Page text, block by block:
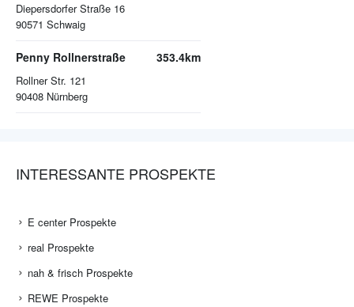
Diepersdorfer Straße 16
90571 Schwaig
Penny Rollnerstraße
Rollner Str. 121
90408 Nürnberg
353.4km
INTERESSANTE PROSPEKTE
E center Prospekte
real Prospekte
nah & frisch Prospekte
REWE Prospekte